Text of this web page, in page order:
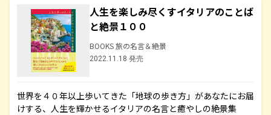
人生を楽しみ尽くすイタリアのことば
と絶景１００
BOOKS 旅の名言＆絶景
2022.11.18 発売
世界を４０年以上歩いてきた「地球の歩き方」があなたにお届
けする、人生を輝かせるイタリアの名言と癒やしの絶景集